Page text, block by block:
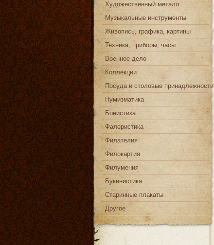
Художественный металл
Музыкальные инструменты
Живопись, графика, картины
Техника, приборы, часы
Военное дело
Коллекции
Посуда и столовые принадлежности
Нумизматика
Бонистика
Фалеристика
Филателия
Филокартия
Филумения
Букинистика
Старинные плакаты
Другое